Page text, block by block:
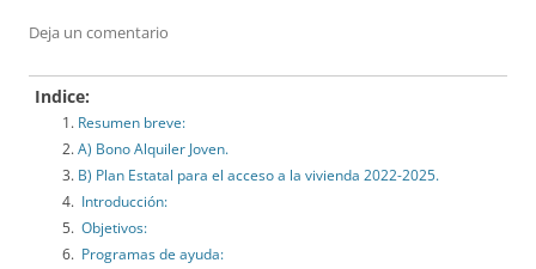
Deja un comentario
Indice:
Resumen breve:
A) Bono Alquiler Joven.
B) Plan Estatal para el acceso a la vivienda 2022-2025.
Introducción:
Objetivos:
Programas de ayuda: